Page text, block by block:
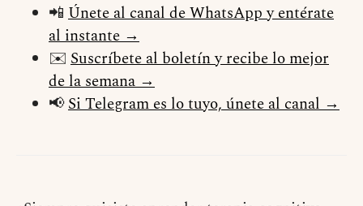
📲 Únete al canal de WhatsApp y entérate
al instante →
✉️ Suscríbete al boletín y recibe lo mejor
de la semana →
📢Si Telegram es lo tuyo, únete al canal →